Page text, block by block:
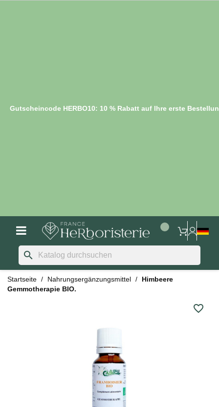
Gutscheincode HERBO10: 10 % Rabatt auf Ihre erste
search
Startseite Nahrungsergänzungsmittel
Himbeere
Gemmotherapie BIO.
favorite_border